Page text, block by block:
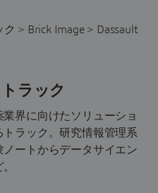
ラック
界に向けたソリューショ
ラック。研究情報管理系
ートからデータサイエン